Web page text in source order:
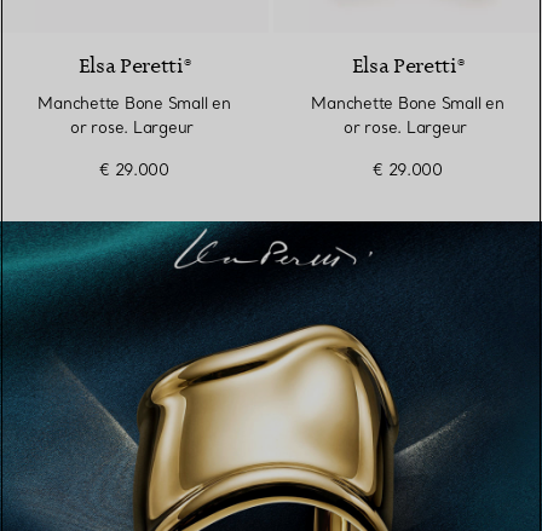
Elsa Peretti®
Manchette Bone Small en
or rose. Largeur
€ 29.000
Elsa Peretti®
Manchette Bone Small en
or rose. Largeur
€ 29.000